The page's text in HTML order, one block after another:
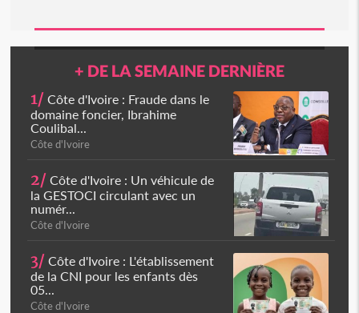
+ DE LA SEMAINE DERNIÈRE
1/ Côte d'Ivoire : Fraude dans le
domaine foncier, Ibrahime
Coulibal...
Côte d'Ivoire
2/ Côte d'Ivoire : Un véhicule de
la GESTOCI circulant avec un
numér...
Côte d'Ivoire
3/ Côte d'Ivoire : L'établissement
de la CNI pour les enfants dès
05...
Côte d'Ivoire